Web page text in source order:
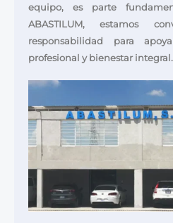
equipo, es parte
ABASTILUM, estamos
responsabilidad para
profesional y bienestar integral.